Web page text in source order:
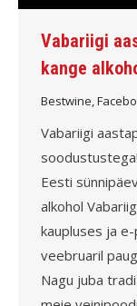
Vabariigi
kange
Bestwine,
Vabariigi
Eesti
alkohol
kaupluses ja
veebruaril
Nagu juba